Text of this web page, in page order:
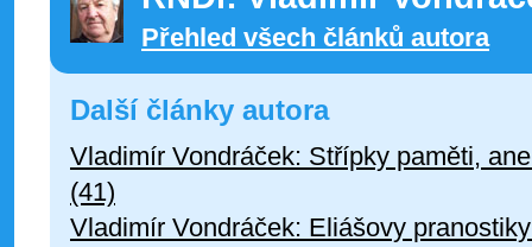
Přehled všech článků autora
Další články autora
Vladimír Vondráček: Střípky paměti,
(41)
Vladimír Vondráček: Eliášovy